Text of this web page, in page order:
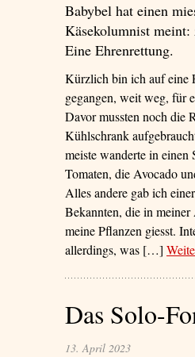
Babybel hat einen
Käsekolumnist meint:
Eine Ehrenrettung.
Kürzlich bin ich auf eine
gegangen, weit weg, für
Davor mussten noch die
Kühlschrank
meiste wanderte in einen
Tomaten, die Avocado
Alles andere gab ich
Bekannten, die in
meine Pflanzen giesst.
allerdings, was […]
Das Solo-
13. April 2023